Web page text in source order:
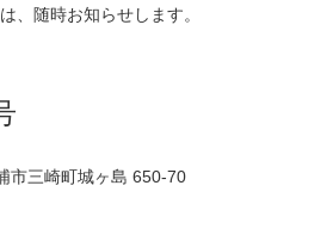
、随時お知らせします。
市三崎町城ヶ島 650-70